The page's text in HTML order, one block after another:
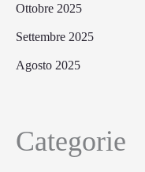
Ottobre 2025
Settembre 2025
Agosto 2025
Categorie